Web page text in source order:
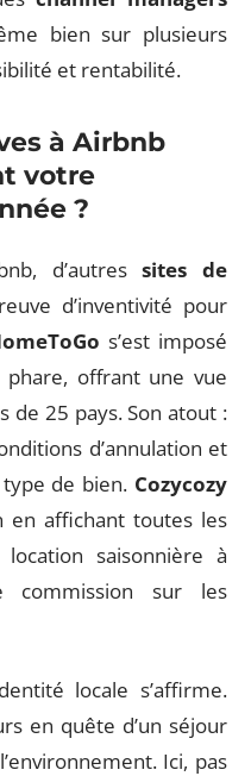
bien sur plusieurs
et rentabilité.
à Airbnb
votre
?
d’autressites de
d’inventivité pour
s’est imposé
phare, offrant une vue
de 25 pays. Son atout :
d’annulation et
de bien. Cozycozy
en affichant toutes les
saisonnière à
commission sur les
locale s’affirme.
en quête d’un séjour
Ici, pas